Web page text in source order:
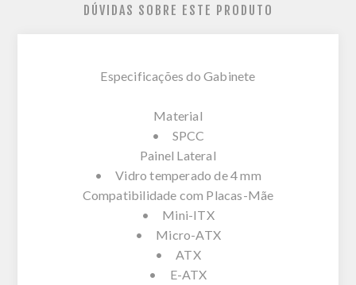
DÚVIDAS SOBRE ESTE PRODUTO
Especificações do Gabinete
Material
• SPCC
Painel Lateral
• Vidro temperado de 4 mm
Compatibilidade com Placas-Mãe
• Mini-ITX
• Micro-ATX
• ATX
• E-ATX